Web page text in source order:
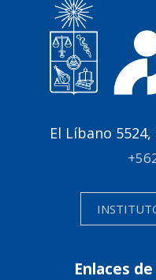
El Líbano
Enlaces